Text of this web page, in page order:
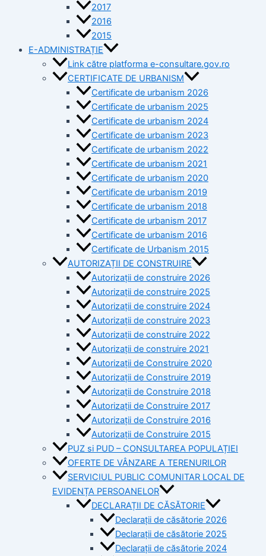
2017
2016
2015
E-ADMINISTRAȚIE
Link către platforma e-consultare.gov.ro
CERTIFICATE DE URBANISM
Certificate de urbanism 2026
Certificate de urbanism 2025
Certificate de urbanism 2024
Certificate de urbanism 2023
Certificate de urbanism 2022
Certificate de urbanism 2021
Certificate de urbanism 2020
Certificate de urbanism 2019
Certificate de urbanism 2018
Certificate de urbanism 2017
Certificate de urbanism 2016
Certificate de Urbanism 2015
AUTORIZAȚII DE CONSTRUIRE
Autorizații de construire 2026
Autorizații de construire 2025
Autorizații de construire 2024
Autorizații de construire 2023
Autorizații de construire 2022
Autorizații de construire 2021
Autorizații de Construire 2020
Autorizații de Construire 2019
Autorizaţii de Construire 2018
Autorizaţii de Construire 2017
Autorizaţii de Construire 2016
Autorizaţii de Construire 2015
PUZ si PUD – CONSULTAREA POPULAȚIEI
OFERTE DE VÂNZARE A TERENURILOR
SERVICIUL PUBLIC COMUNITAR LOCAL DE
EVIDENȚA PERSOANELOR
DECLARAȚII DE CĂSĂTORIE
Declarații de căsătorie 2026
Declarații de căsătorie 2025
Declarații de căsătorie 2024